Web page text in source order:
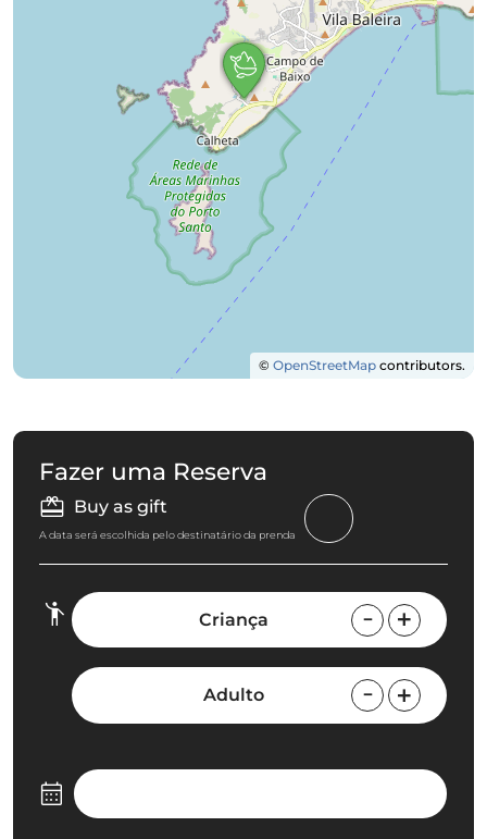
© OpenStreetMap contributors.
Fazer uma Reserva
Buy as gift
A data será escolhida pelo destinatário da prenda
Criança
Adulto